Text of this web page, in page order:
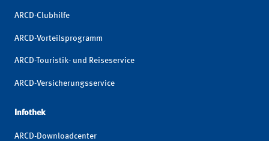
ARCD-Clubhilfe
ARCD-Vorteilsprogramm
ARCD-Touristik- und Reiseservice
ARCD-Versicherungsservice
Infothek
ARCD-Downloadcenter